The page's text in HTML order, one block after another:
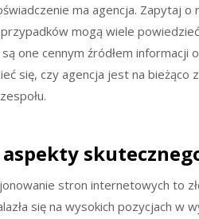
ma agencja. Zapytaj
mogą wiele
one cennym źródłem informacji
się, czy agencja jest na
stron internetowych to
się na wysokich pozycjach w